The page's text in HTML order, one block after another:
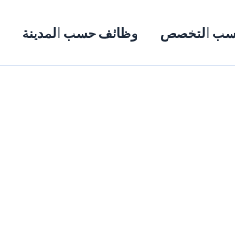
التخصص وظائف حسب المدينة